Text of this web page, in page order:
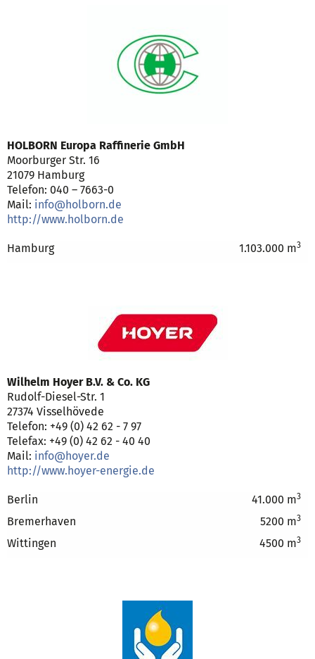
HOLBORN Europa Raffinerie GmbH
Moorburger Str. 16
21079 Hamburg
Telefon: 040 – 7663-0
Mail: info@holborn.de
http://www.holborn.de
Hamburg 1.103.000 m3
Wilhelm Hoyer B.V. & Co. KG
Rudolf-Diesel-Str. 1
27374 Visselhövede
Telefon: +49 (0) 42 62 - 7 97
Telefax: +49 (0) 42 62 - 40 40
Mail: info@hoyer.de
http://www.hoyer-energie.de
Berlin 41.000 m3
Bremerhaven 5200 m3
Wittingen 4500 m3